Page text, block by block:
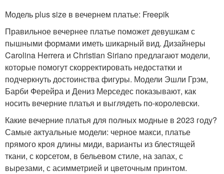
Модель plus size в вечернем платье: Freepik
Правильное вечернее платье поможет девушкам с
пышными формами иметь шикарный вид. Дизайнеры
Carolina Herrera и Christian Siriano предлагают модели,
которые помогут скорректировать недостатки и
подчеркнуть достоинства фигуры. Модели Эшли Грэм,
Барби Ферейра и Дениз Мерседес показывают, как
носить вечерние платья и выглядеть по-королевски.
Какие вечерние платья для полных модные в 2023 году?
Самые актуальные модели: черное макси, платье
прямого кроя длины миди, варианты из блестящей
ткани, с корсетом, в бельевом стиле, на запах, с
вырезами, с асимметрией и цветочным принтом.